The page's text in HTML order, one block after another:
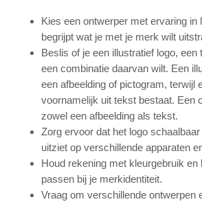
Kies een ontwerper met ervaring in
begrijpt wat je met je merk wilt
Beslis of je een illustratief logo, een
een combinatie daarvan wilt. Een
een afbeelding of pictogram, terwijl
voornamelijk uit tekst bestaat. Een
zowel een afbeelding als tekst.
Zorg ervoor dat het logo
uitziet op verschillende apparaten
Houd rekening met kleurgebruik en
passen bij je merkidentiteit.
Vraag om verschillende ontwerpen